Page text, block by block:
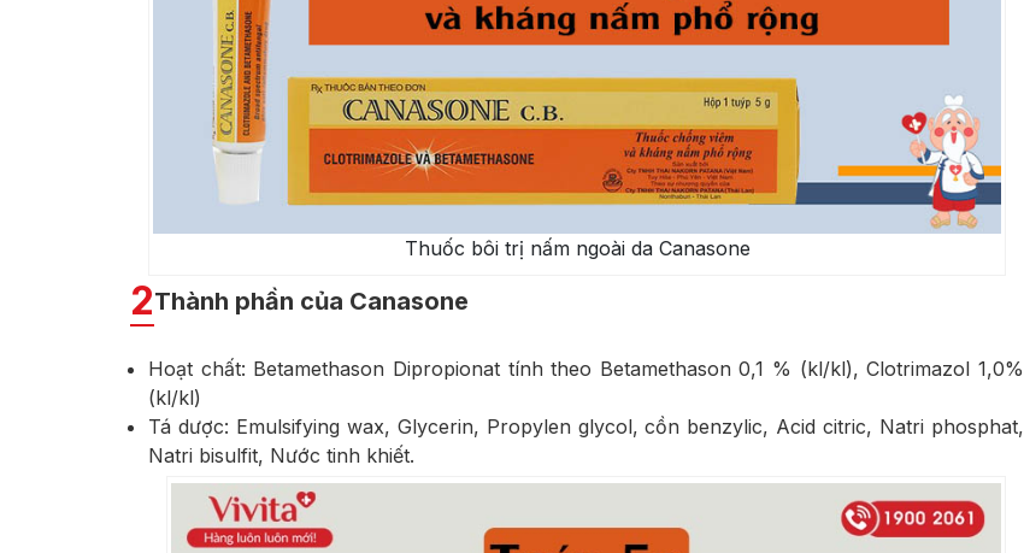
Thuốc bôi trị nấm ngoài da Canasone
2Thành phần của Canasone
Hoạt chất: Betamethason Dipropionat tính theo Betamethason 0,1 % (kl/kl), Clotrimazol 1,0%
(kl/kl)
Tá dược: Emulsifying wax, Glycerin, Propylen glycol, cồn benzylic, Acid citric, Natri phosphat,
Natri bisulfit, Nước tinh khiết.